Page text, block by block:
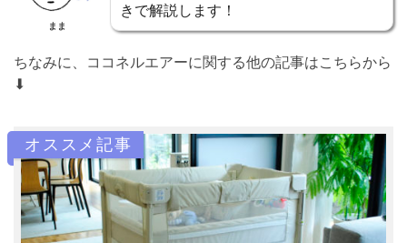
まま
きで解説します！
ちなみに、ココネルエアーに関する他の記事はこちらから
⬇︎
オススメ記事